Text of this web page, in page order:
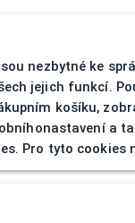
nezbytné ke
jejich funkcí.
košíku,
a
Pro tyto cookies